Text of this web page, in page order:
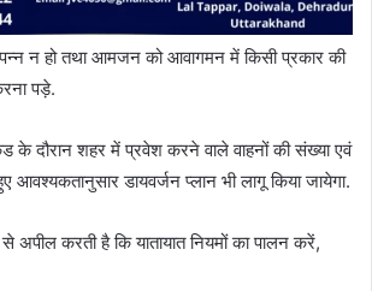
न हो तथा आमजन को आवागमन में किसी प्रकार की
पड़े.
के दौरान शहर में प्रवेश करने वाले वाहनों की संख्या एवं
आवश्यकतानुसार डायवर्जन प्लान भी लागू किया जायेगा.
करती है कि यातायात नियमों का पालन करें,